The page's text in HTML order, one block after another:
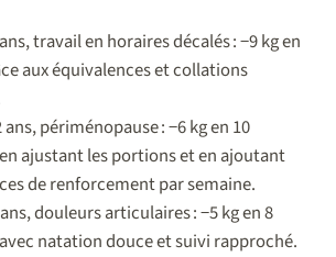
travail en horaires décalés : −9 kg en
aux équivalences et collations
ans, périménopause : −6 kg en 10
ajustant les portions et en ajoutant
de renforcement par semaine.
douleurs articulaires : −5 kg en 8
natation douce et suivi rapproché.